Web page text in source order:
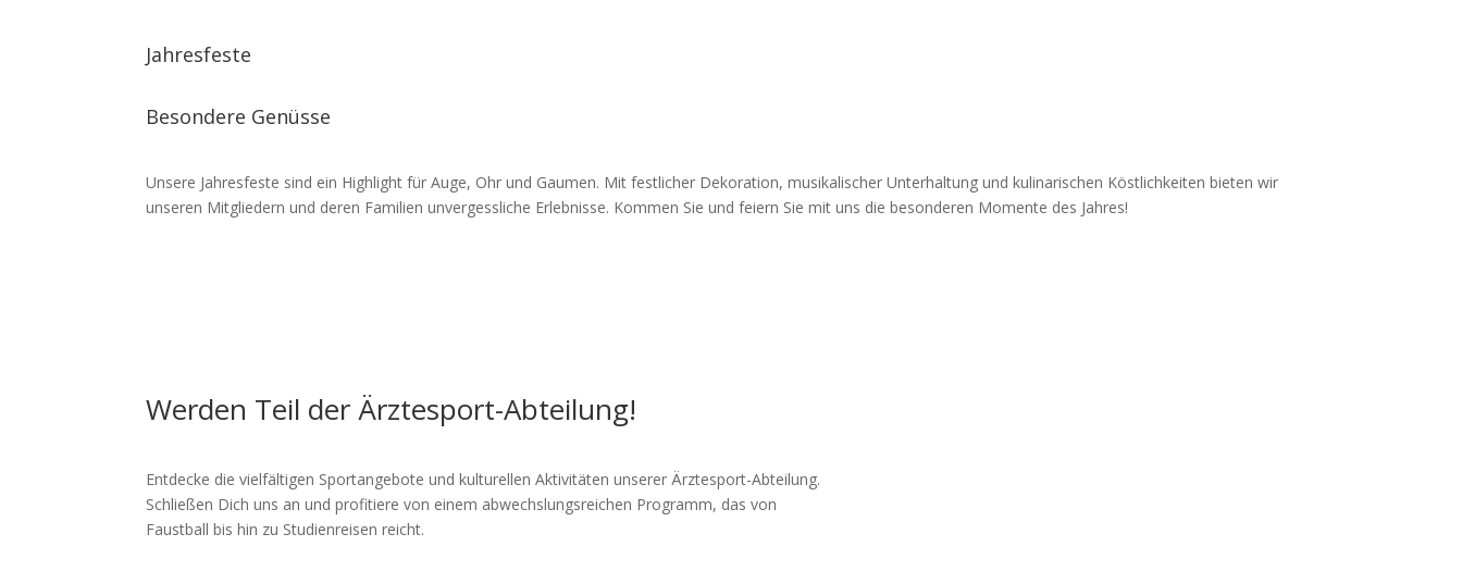
Jahresfeste
Besondere Genüsse
Unsere Jahresfeste sind ein Highlight für Auge, Ohr und Gaumen. Mit festlicher Dekoration, musikalischer Unterhaltung und kulinarischen Köstlichkeiten bieten wir
unseren Mitgliedern und deren Familien unvergessliche Erlebnisse. Kommen Sie und feiern Sie mit uns die besonderen Momente des Jahres!
Werden Teil der Ärztesport-Abteilung!
Entdecke die vielfältigen Sportangebote und kulturellen Aktivitäten unserer Ärztesport-Abteilung.
Schließen Dich uns an und profitiere von einem abwechslungsreichen Programm, das von
Faustball bis hin zu Studienreisen reicht.